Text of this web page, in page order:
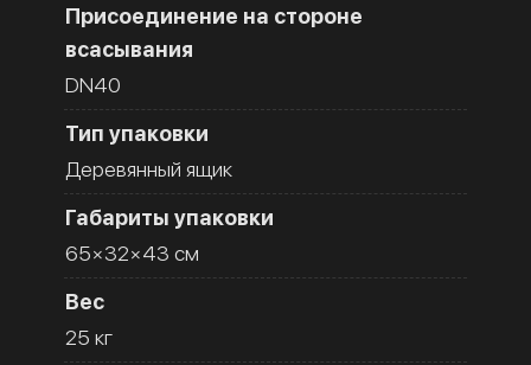
Присоединение на стороне
всасывания
DN40
Тип упаковки
Деревянный ящик
Габариты упаковки
65×32×43 см
Вес
25 кг